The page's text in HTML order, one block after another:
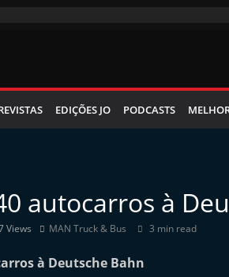
EDIÇÕES JO PODCASTS
autocarros à
Views MAN Truck & Bus 3 min read